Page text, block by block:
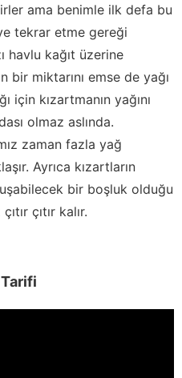
ama benimle ilk defa bu
tekrar etme gereği
havlu kağıt üzerine
bir miktarını emse de yağı
için kızartmanın yağını
olmaz aslında.
zaman fazla yağ
Ayrıca kızartların
bir boşluk olduğu
çıtır kalır.